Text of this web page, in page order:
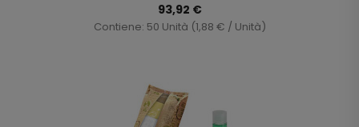
93,92 €
Contiene: 50 Unità (1,88 € / Unità)